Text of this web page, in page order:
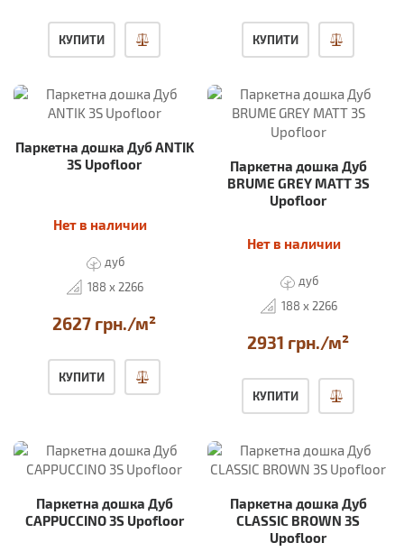
КУПИТИ КУПИТИ
Паркетна дошка Дуб ANTIK
3S Upofloor
Нет в наличии
дуб
188 x 2266
2627 грн./м²
КУПИТИ
Паркетна дошка Дуб
BRUME GREY MATT 3S
Upofloor
Нет в наличии
дуб
188 x 2266
2931 грн./м²
КУПИТИ
Паркетна дошка Дуб
CAPPUCCINO 3S Upofloor
Паркетна дошка Дуб
CLASSIC BROWN 3S
Upofloor